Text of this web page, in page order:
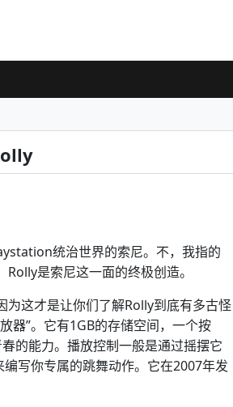
统治世界的索尼。不，我指的
是索尼这一面的终极创造。
这才是让你们了解Rolly到底有多古怪
器”。它有1GB的存储空间，一个按
的能力。播放控制一般是通过摇摆它
写你专属的跳舞动作。它在2007年发